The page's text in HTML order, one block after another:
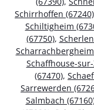
Schirrhoffen (67240)
Schiltigheim
(67750),
Schaffhouse-
(67470),
Sarrewerden
Salmbach